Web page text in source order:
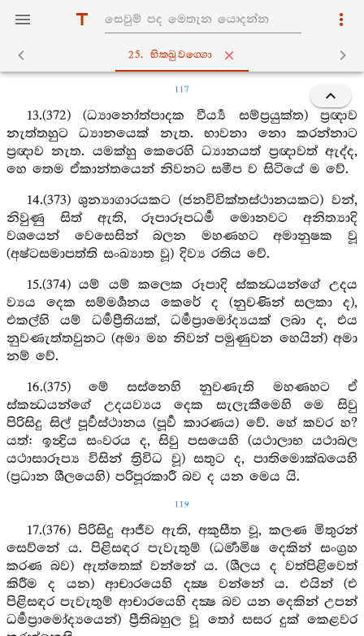
25. භික‍්ඛුවග‍්ගො
117
13.(372) (ධ්‍යානෝත්පාදක වීර්‍ය්‍ය සම්ප්‍රයුක්ත) ප්‍රඥාව
නැත්තහුට ධ්‍යානයෙක් නැත. භාවනා නො කරන්නාට
ප්‍රඥාව නැත. යමක්හු කෙරෙහි ධ්‍යානයත් ප්‍රඥාවත් ඇද්ද,
හෙ තෙම ඒකාන්තයෙන් නිවනට සමීප ව සිටියේ ම වේ.
14.(373) ශුන්‍යාගාරයකට (ජනවිවික්තස්ථානයකට) වන්,
නිවුණු සිත් ඇති, රූපාරූපධර්‍ම මොනවට අනිත්‍යාදි
වශයෙන් වෙසෙසින් බලන මහණහට අමානුෂක වූ
(අෂ්ටසමාපත්ති සංඛ්‍යාත වූ) දිව්‍ය රතිය වේ.
15.(374) යම් යම් කලෙක රූපාදි ස්කන්‍ධයන්ගේ උදය
ව්‍යය දෙක සම්මර්‍ශනය කෙරේ ද (නුවණින් සලකා ද),
එකල්හි යම් ධර්‍මප්‍රීතියක්, ධර්‍මප්‍රාමෝද්‍යයක් ලබා ද, එය
නුවණැත්තවුනට (අමා මහ නිවන් පමුණුවන හෙයින්) අමා
නම් වේ.
16.(375) මේ සස්නෙහි නුවණැති මහණහට ඒ
ස්කන්‍ධයන්ගේ උදයව්‍යය දෙක සැලැකීමෙහි මෙ සිවු
පිරිසිදු සිල් පූර්‍වස්ථානය (පූර්‍ව කාරණය) වේ. හේ කවර හ?
යත්: ඉන්‍ද්‍රිය සංවරය ද, සිවු පසයෙහි (යථාලාභ යථාබල
යථාසාරූප්‍ය විසින් ත්‍රිවිධ වූ) සතුට ද, පාතිමොක්ඛයෙහි
(ප්‍රධාන ශීලයෙහි) පරිපූරකාරී බව ද යන මෙය යි.
119
17.(376) පිරිසිදු ආජීව ඇති, අකුසීත වූ, කලණ මිතුරන්
සෙව්නේ ය. පිළිසඳර පැවැතුම් (ධර්‍මාමිෂ දෙකින් සංග්‍රහ
කරණ බව) ඇත්තෙක් වන්නේ ය. (ශීලය ද වත්පිළිවෙත්
කිරීම ද යන) ආචාරයෙහි දක්‍ෂ වන්නේ ය. එයින් (එ
පිළිසඳර පැවැතුම් ආචාරයෙහි දක්‍ෂ බව යන දෙකින් උපන්
ධර්‍මප්‍රාමෝද්‍යයෙන්) ප්‍රීතිබහුල වූ තෝ සසර දුක් කෙළවර